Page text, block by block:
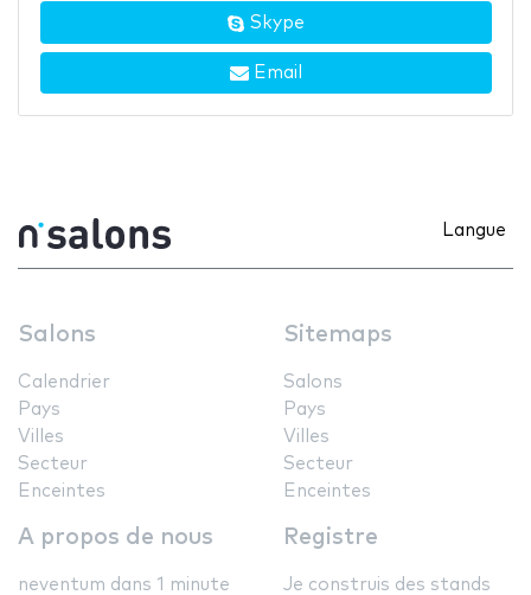
Skype
Email
Langue
Salons
Calendrier
Pays
Villes
Secteur
Enceintes
Sitemaps
Salons
Pays
Villes
Secteur
Enceintes
A propos de nous
neventum dans 1 minute
Registre
Je construis des stands